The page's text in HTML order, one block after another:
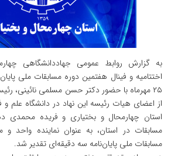
به گزارش روابط عمومی جهاددانشگاهی
اختتامیه و فینال هفتمین دوره مسابقات ملی
۲۵ مهرماه با حضور دکتر حسن مسلمی نائینی،
از اعضای هیات رئیسه این نهاد در دانشگاه علم و
استان چهارمحال و بختیاری و فریده محمدی
مسابقات در استان، به عنوان نماینده واحد
مسابقات ملی پایان‌نامه سه دقیقه‌ای تقدیر شد.